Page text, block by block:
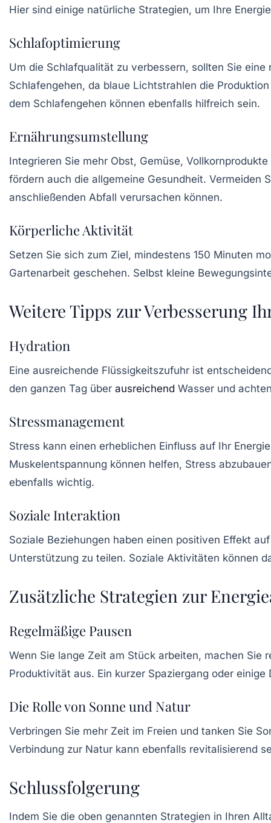
Hier sind einige natürliche Strategien, um Ihre
Schlafoptimierung
Um die Schlafqualität zu verbessern, sollten Sie
Schlafengehen, da blaue Lichtstrahlen die
dem Schlafengehen können ebenfalls hilfreich sein.
Ernährungsumstellung
Integrieren Sie mehr Obst, Gemüse,
fördern auch die allgemeine Gesundheit. Vermeiden
anschließenden Abfall verursachen können.
Körperliche Aktivität
Setzen Sie sich zum Ziel, mindestens 150 Minuten
Gartenarbeit geschehen. Selbst kleine
Weitere Tipps zur Verbesserung
Hydration
Eine ausreichende Flüssigkeitszufuhr ist
den ganzen Tag über ausreichend Wasser und
Stressmanagement
Stress kann einen erheblichen Einfluss auf Ihr
Muskelentspannung können helfen, Stress
ebenfalls wichtig.
Soziale Interaktion
Soziale Beziehungen haben einen positiven Effekt
Unterstützung zu teilen. Soziale Aktivitäten können
Zusätzliche Strategien zur
Regelmäßige Pausen
Wenn Sie lange Zeit am Stück arbeiten, machen Sie
Produktivität aus. Ein kurzer Spaziergang oder
Die Rolle von Sonne und Natur
Verbringen Sie mehr Zeit im Freien und tanken Sie
Verbindung zur Natur kann ebenfalls revitalisierend
Schlussfolgerung
Indem Sie die oben genannten Strategien in Ihren